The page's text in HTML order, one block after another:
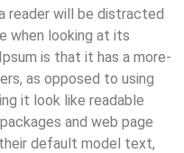
reader will be distracted
when looking at its
is that it has a more-
as opposed to using
it look like readable
and web page
default model text,